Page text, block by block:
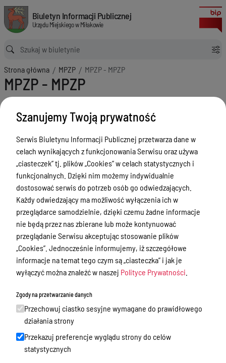
MPZP - MPZP
Biuletyn Informacji Publicznej Urzędu Miejskiego w Miłakowie
Biuletyn Informacji Publicznej
Urzędu Miejskiego w Miłakowie
Ścieżka powrotu
Strona główna MPZP MPZP - MPZP
MPZP - MPZP
Menu Przedmiotowe
Urząd Miejski w Miłakowie
Gmina Miłakowo
Majątek i finanse
Zamówienia publiczne
Urząd Stanu Cywilnego
Ewidencja ludności, dowody osobiste,
działalność gospodarcza
Przetargi
Ogłoszenia
Petycje
Nabór
Dyżury Aptek w Powiecie Ostródzkim
Komunikacja publiczna
Nieodpłatna pomoc prawna
Szanujemy Twoją prywatność
Serwis Biuletynu Informacji Publicznej przetwarza dane w
celach wynikających z funkcjonowania Serwisu oraz używa
„ciasteczek” tj. plików „Cookies” w celach statystycznych i
funkcjonalnych. Dzięki nim możemy indywidualnie
dostosować serwis do potrzeb osób go odwiedzających.
Każdy odwiedzający ma możliwość wyłączenia ich w
przeglądarce samodzielnie, dzięki czemu żadne informacje
nie będą przez nas zbierane lub może kontynuować
przeglądanie Serwisu akceptując stosowanie plików
„Cookies”. Jednocześnie informujemy, iż szczegółowe
informacje na temat tego czym są „ciasteczka” i jak je
wyłączyć można znaleźć w naszej Polityce Prywatności
Zgody na przetwarzanie danych
Przechowuj ciastko sesyjne wymagane do prawidłowego
działania strony
Przekazuj preferencje wyglądu strony do celów
statystycznych